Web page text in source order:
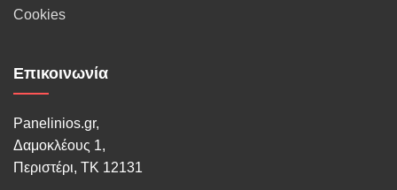
Cookies
Επικοινωνία
Panelinios.gr,
Δαμοκλέους 1,
Περιστέρι, ΤΚ 12131